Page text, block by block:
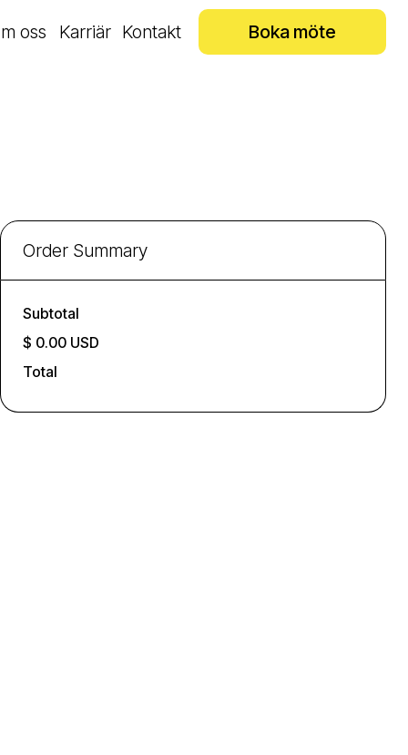
oss Karriär Kontakt
Boka möte
Boka möte
Order Summary
Subtotal
$ 0.00 USD
Total